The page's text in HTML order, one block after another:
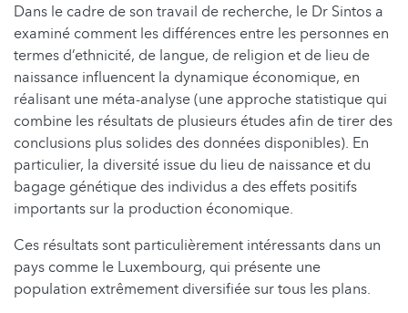
Dans le cadre de son travail de recherche, le Dr Sintos a
examiné comment les différences entre les personnes en
termes d’ethnicité, de langue, de religion et de lieu de
naissance influencent la dynamique économique, en
réalisant une méta-analyse (une approche statistique qui
combine les résultats de plusieurs études afin de tirer des
conclusions plus solides des données disponibles). En
particulier, la diversité issue du lieu de naissance et du
bagage génétique des individus a des effets positifs
importants sur la production économique.
Ces résultats sont particulièrement intéressants dans un
pays comme le Luxembourg, qui présente une
population extrêmement diversifiée sur tous les plans.